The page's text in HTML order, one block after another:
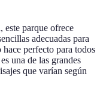
este parque ofrece
adecuadas para
perfecto para todos
una de las grandes
que varían según